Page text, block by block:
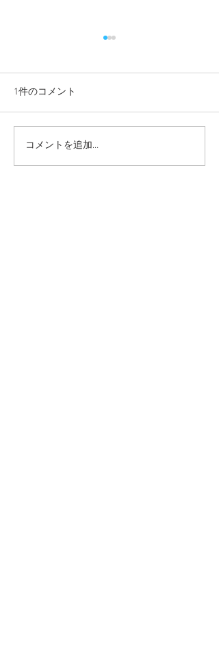
安心と安全の価値 July
11th 2026
1件のコメント
コメントを追加…